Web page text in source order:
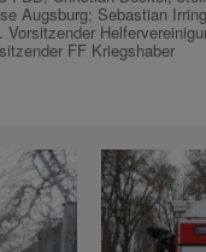
Augsburg; Sebastian
FF Kriegshaber